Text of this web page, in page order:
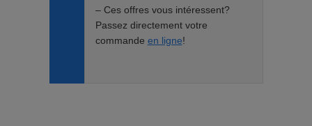
– Ces offres vous intéressent?
Passez directement votre
commande en ligne!